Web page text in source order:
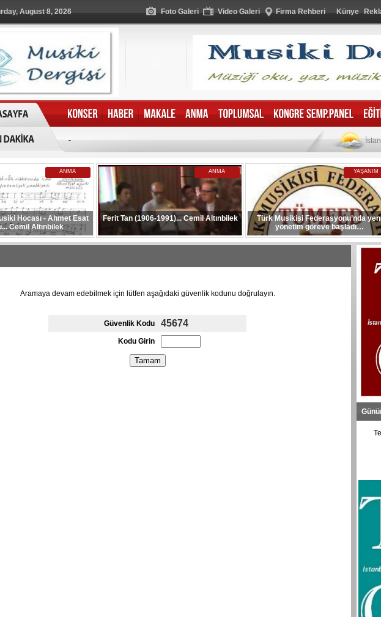
August 8, 2026 Foto Galeri Video Galeri Firma Rehberi Künye
-
ANMA
Hocası - Ahmet Esat
Cemil Altınbilek
ANMA
Ferit Tan (1906-1991)... Cemil Altınbilek
YAŞANIM
Türk Musikisi Federasyonu’nda
yönetim göreve başladı…
Aramaya devam edebilmek için lütfen aşağıdaki güvenlik kodunu doğrulayın.
Güvenlik Kodu 45674
Kodu Girin